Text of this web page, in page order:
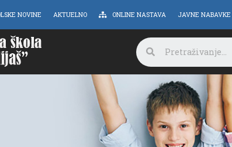
NOVINE AKTUELNO ONLINE NASTAVA JAVNE NABAVKE